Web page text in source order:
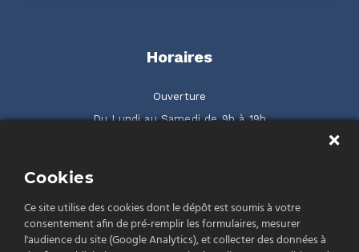
Horaires
Ouverture
Du Lundi au Samedi de 9h à 19h
Cookies
Ce site utilise des cookies dont le dépôt est soumis à votre
consentement afin de pré-remplir les formulaires, mesurer
l'audience du site (Google Analytics), et collecter des données à